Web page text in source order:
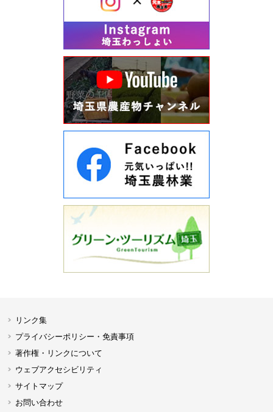
リンク集
プライバシーポリシー・免責事項
著作権・リンクについて
ウェブアクセシビリティ
サイトマップ
お問い合わせ